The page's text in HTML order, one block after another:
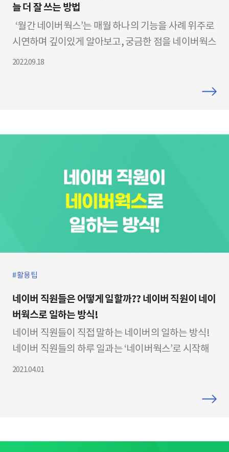
늘 더 잘 쓰는 방법
‘월간 네이버웍스’는 매월 하나의 기능을 사례 위주로
시연하며 깊이있게 알아보고, 궁금한 점을 네이버웍스
팀에 물어보고 답을 얻는 소통형 LIVE 웨비나입니다.
사용하는 회사 메일, 제대로 알수록 더 잘 쓸 수 있습니
27일(화) 15:00 ~ 16:00 [진행방식] – 온라인 라이브
CS팀 [어젠다] – 메일 우수 활용사례 &
2022.09.18
활용팁
네이버 직원들은 어떻게 일할까?? 네이버 직원이 네이
버웍스로 일하는 방식!
네이버 직원들이 직접 말하는 네이버의 일하는 방식!
네이버 직원들의 하루 일과는 ‘네이버웍스’로 시작해
서 ‘네이버웍스’로 끝난다는데요, 어떻게 사용하는지
버 직원들이 직접 말하는 일하는 방식! ? 모바일로도
객, 지사와의 대화도 부담없이! ? 명함 사진을 찍으면,
2021.04.01